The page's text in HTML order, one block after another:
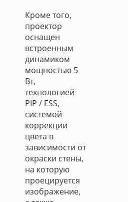
Кроме того,
проектор
оснащен
встроенным
динамиком
мощностью 5
Вт,
технологией
PIP / ESS,
системой
коррекции
цвета в
зависимости от
окраски стены,
на которую
проецируется
изображение,